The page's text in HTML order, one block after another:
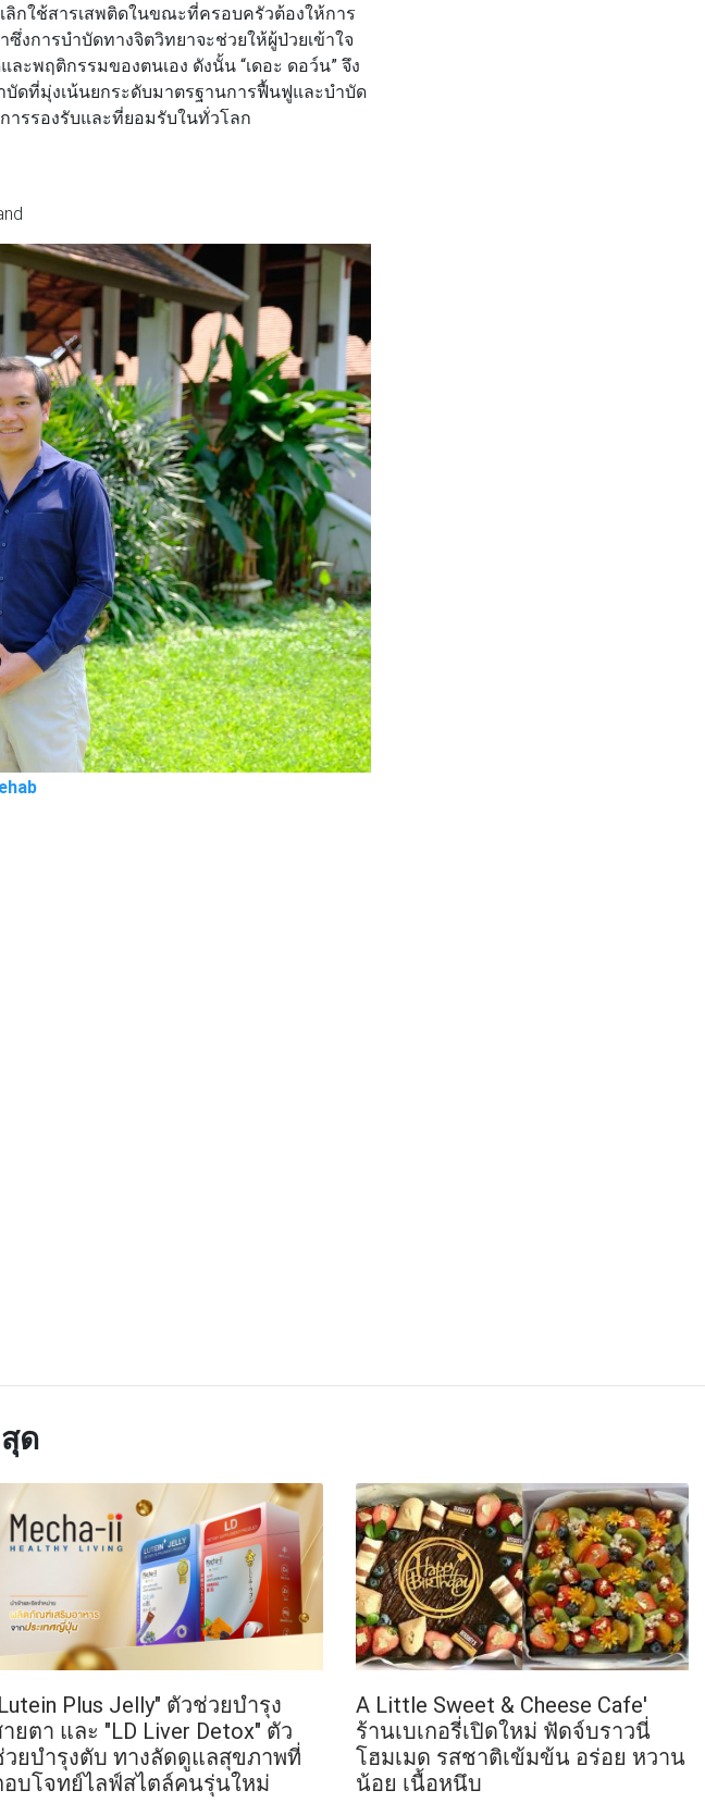
กใช้สารเสพติดในขณะที่ครอบครัวต้องให้การ
การบำบัดทางจิตวิทยาจะช่วยให้ผู้ป่วยเข้าใจ
ละพฤติกรรมของตนเอง ดังนั้น “เดอะ ดอว์น” จึง
ดที่มุ่งเน้นยกระดับมาตรฐานการฟื้นฟูและบำบัด
รรองรับและที่ยอมรับในทั่วโลก
ด
Plus Jelly" ตัวช่วยบำรุง
ยตา และ "LD Liver Detox" ตัว
ยบำรุงตับ ทางลัดดูแลสุขภาพที่
บโจทย์ไลฟ์สไตล์คนรุ่นใหม่
A Little Sweet & Cheese Cafe'
ร้านเบเกอรี่เปิดใหม่ ฟัดจ์บราวนี่
โฮมเมด รสชาติเข้มข้น อร่อย หวาน
น้อย เนื้อหนึบ